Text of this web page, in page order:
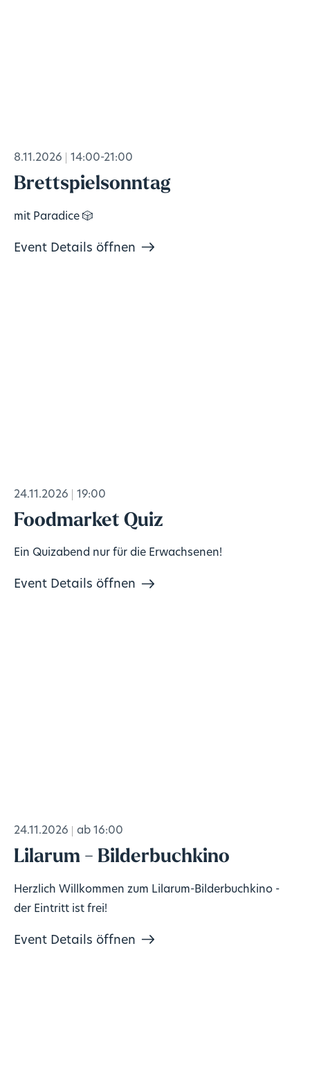
8.11.2026 14:00-21:00
Brettspielsonntag
mit Paradice 🎲
Event Details öffnen
24.11.2026 19:00
Foodmarket Quiz
Ein Quizabend nur für die Erwachsenen!
Event Details öffnen
24.11.2026 ab 16:00
Lilarum - Bilderbuchkino
Herzlich Willkommen zum Lilarum-Bilderbuchkino -
der Eintritt ist frei!
Event Details öffnen